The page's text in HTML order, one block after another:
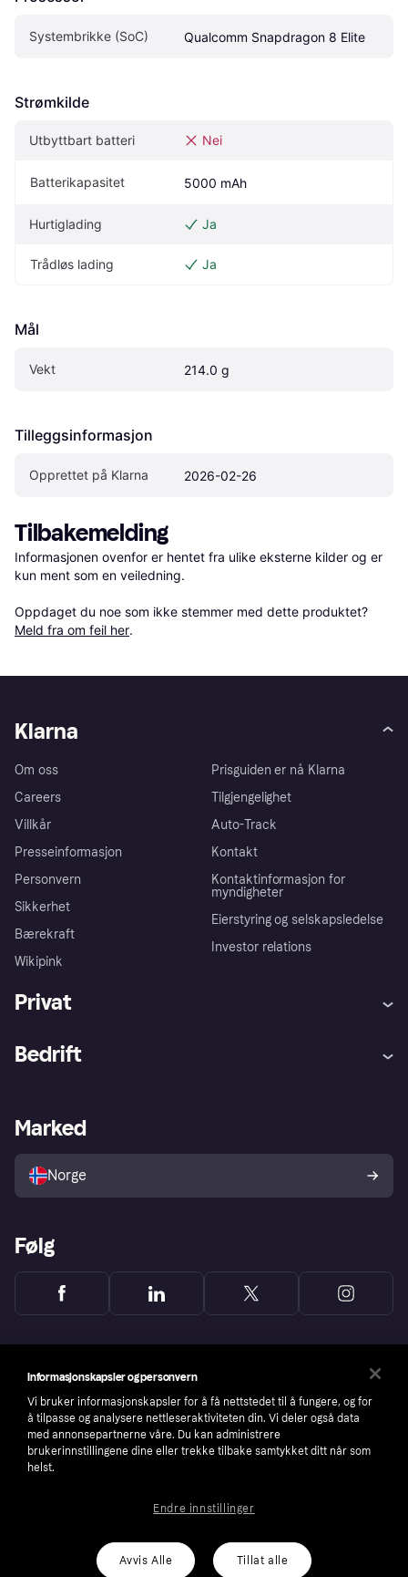
Systembrikke (SoC) Qualcomm Snapdragon 8 Elite
Strømkilde
Utbyttbart batteri Nei
Batterikapasitet 5000 mAh
Hurtiglading Ja
Trådløs lading Ja
Mål
Vekt 214.0 g
Tilleggsinformasjon
Opprettet på Klarna 2026-02-26
Tilbakemelding
Informasjonen ovenfor er hentet fra ulike eksterne kilder og er
kun ment som en veiledning.
Oppdaget du noe som ikke stemmer med dette produktet?
Meld fra om feil her.
Klarna
Om oss
Careers
Villkår
Presseinformasjon
Personvern
Sikkerhet
Bærekraft
Wikipink
Prisguiden er nå Klarna
Tilgjengelighet
Auto-Track
Kontakt
Kontaktinformasjon for
myndigheter
Eierstyring og selskapsledelse
Investor relations
Privat
Utforsk butikker
Bedrift
Merchant portal
Marked
Norge
Følg
number: 556737-0431
Informasjonskapsler og personvern
Vi bruker informasjonskapsler for å få nettstedet til å fungere, og for
å tilpasse og analysere nettleseraktiviteten din. Vi deler også data
med annonsepartnerne våre. Du kan administrere
brukerinnstillingene dine eller trekke tilbake samtykket ditt når som
helst.
Avvis Alle Tillat alle
Endre innstillinger